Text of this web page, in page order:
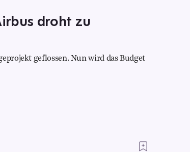
droht zu
geflossen. Nun wird das Budget